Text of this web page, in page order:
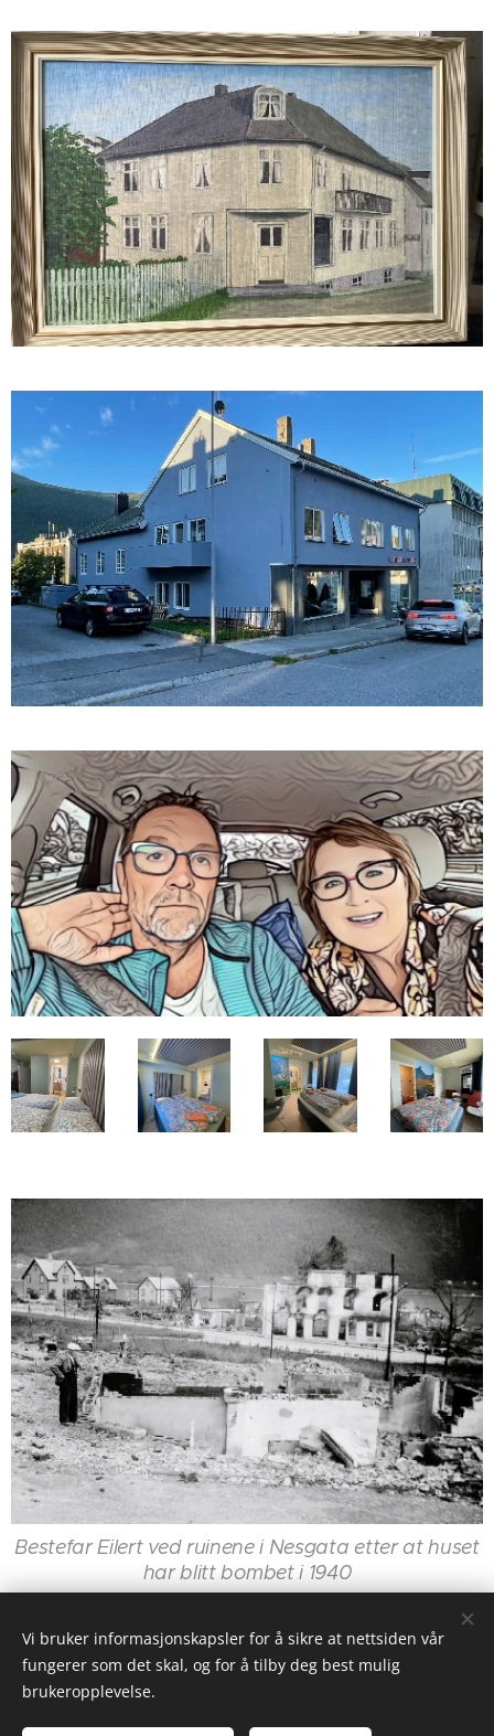
Bestefar Eilert ved ruinene i Nesgata etter at huset
har blitt bombet i 1940
© 2025 Alle rettigheter forbeholdt
Vi bruker informasjonskapsler for å sikre at nettsiden vår
fungerer som det skal, og for å tilby deg best mulig
brukeropplevelse.